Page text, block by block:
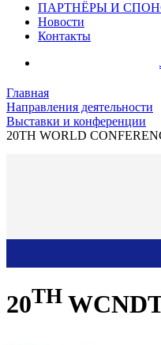
ПАРТНЁРЫ И
Новости
Контакты
Главная
Направления деятельности
Выставки и конференции
20TH WORLD
20TH